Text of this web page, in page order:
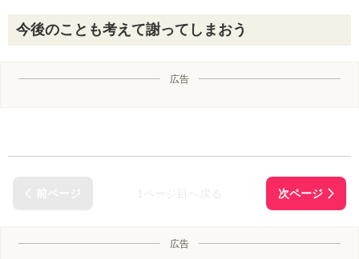
今後のことも考えて謝ってしまおう
広告
広告